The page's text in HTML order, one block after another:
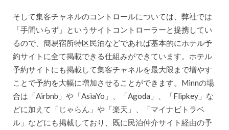
そして集客チャネルのコントロールについては、弊社では
「手間いらず」というサイトコントローラーと提携してい
るので、簡易宿所特区民泊などであれば基本的にホテル予
約サイトに全て掲載できる仕組みができています。ホテル
予約サイトにも掲載して集客チャネルを最大限まで増やす
ことで予約を大幅に増加させることができます。Minnの場
合は「Airbnb」や「AsiaYo」、「Agoda」、「Flipkey」な
どに加えて「じゃらん」や「楽天」、「マイナビトラベ
ル」などにも掲載しており、既に民泊仲介サイト経由の予